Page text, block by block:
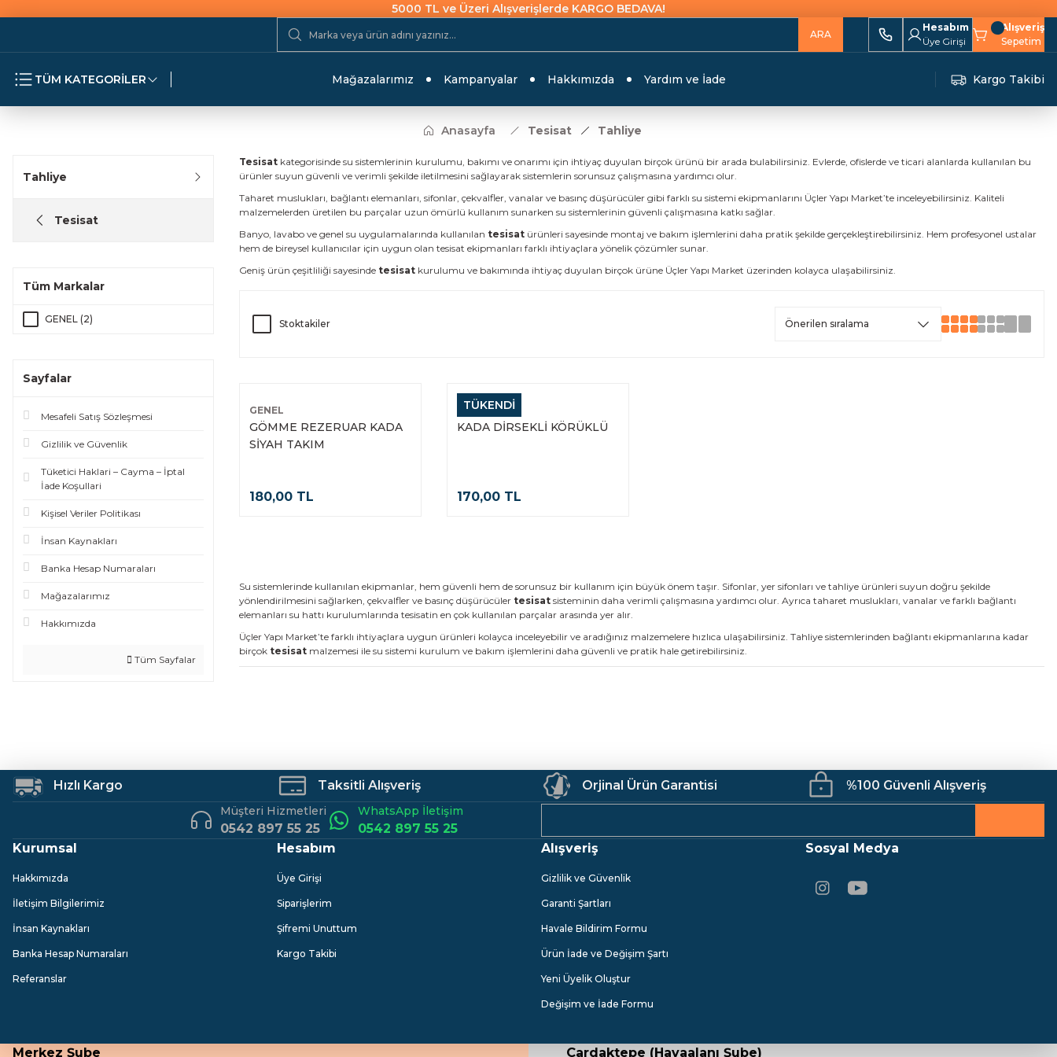
5000 TL ve Üzeri Alışverişlerde KARGO BEDAVA!
ARA
Hesabım
Üye Girişi
Alışveriş
Sepetim
TÜM KATEGORİLER Mağazalarımız Kampanyalar Hakkımızda Yardım ve İade Kargo Takibi
Anasayfa Tesisat Tahliye
Tahliye
Tesisat
Tüm Markalar
GENEL (2)
Sayfalar
Mesafeli Satış Sözleşmesi
Gizlilik ve Güvenlik
Tüketici Haklari – Cayma – İptal
İade Koşullari
Kişisel Veriler Politikası
İnsan Kaynakları
Banka Hesap Numaraları
Mağazalarımız
Hakkımızda
Tüm Sayfalar
Tesisat kategorisinde su sistemlerinin kurulumu, bakımı ve onarımı için ihtiyaç duyulan birçok ürünü bir arada bulabilirsiniz. Evlerde, ofislerde ve ticari alanlarda kullanılan bu
ürünler suyun güvenli ve verimli şekilde iletilmesini sağlayarak sistemlerin sorunsuz çalışmasına yardımcı olur.
Taharet muslukları, bağlantı elemanları, sifonlar, çekvalfler, vanalar ve basınç düşürücüler gibi farklı su sistemi ekipmanlarını Üçler Yapı Market’te inceleyebilirsiniz. Kaliteli
malzemelerden üretilen bu parçalar uzun ömürlü kullanım sunarken su sistemlerinin güvenli çalışmasına katkı sağlar.
Banyo, lavabo ve genel su uygulamalarında kullanılan tesisat ürünleri sayesinde montaj ve bakım işlemlerini daha pratik şekilde gerçekleştirebilirsiniz. Hem profesyonel ustalar
hem de bireysel kullanıcılar için uygun olan tesisat ekipmanları farklı ihtiyaçlara yönelik çözümler sunar.
Geniş ürün çeşitliliği sayesinde tesisat kurulumu ve bakımında ihtiyaç duyulan birçok ürüne Üçler Yapı Market üzerinden kolayca ulaşabilirsiniz.
Stoktakiler
GENEL
GÖMME REZERUAR KADA
SİYAH TAKIM
180,00 TL
TÜKENDİ
GENEL
KADA DİRSEKLİ KÖRÜKLÜ
170,00 TL
Su sistemlerinde kullanılan ekipmanlar, hem güvenli hem de sorunsuz bir kullanım için büyük önem taşır. Sifonlar, yer sifonları ve tahliye ürünleri suyun doğru şekilde
yönlendirilmesini sağlarken, çekvalfler ve basınç düşürücüler tesisat sisteminin daha verimli çalışmasına yardımcı olur. Ayrıca taharet muslukları, vanalar ve farklı bağlantı
elemanları su hattı kurulumlarında tesisatin en çok kullanılan parçalar arasında yer alır.
Üçler Yapı Market’te farklı ihtiyaçlara uygun ürünleri kolayca inceleyebilir ve aradığınız malzemelere hızlıca ulaşabilirsiniz. Tahliye sistemlerinden bağlantı ekipmanlarına kadar
birçok tesisat malzemesi ile su sistemi kurulum ve bakım işlemlerini daha güvenli ve pratik hale getirebilirsiniz.
Hızlı Kargo Taksitli Alışveriş Orjinal Ürün Garantisi %100 Güvenli Alışveriş
Müşteri Hizmetleri
0542 897 55 25
WhatsApp İletişim
0542 897 55 25
Kurumsal
Hakkımızda
İletişim Bilgilerimiz
İnsan Kaynakları
Banka Hesap Numaraları
Referanslar
Hesabım
Üye Girişi
Siparişlerim
Şifremi Unuttum
Kargo Takibi
Alışveriş
Gizlilik ve Güvenlik
Garanti Şartları
Havale Bildirim Formu
Ürün İade ve Değişim Şartı
Yeni Üyelik Oluştur
Değişim ve İade Formu
Sosyal Medya
Merkez Şube Çardaktepe (Havaalanı Şube)